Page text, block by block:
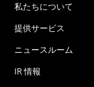
私たちについて
提供サービス
ニュースルーム
IR 情報